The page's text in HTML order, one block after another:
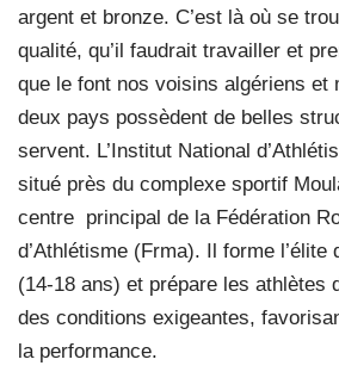
argent et bronze. C’est là où se
qualité, qu’il faudrait travailler et
que le font nos voisins algériens et
deux pays possèdent de belles
servent. L’Institut National
situé près du complexe sportif
centre principal de la Fédération
d’Athlétisme (Frma). Il forme l’élite
(14-18 ans) et prépare les athlètes
des conditions exigeantes,
la performance.